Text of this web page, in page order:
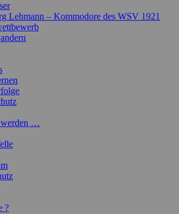
Lehmann – Kommodore des WSV 1921
…
?